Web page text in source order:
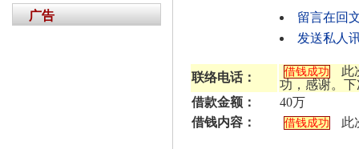
留言在回
发送私人
联络电话： 借钱成功
此
功，感谢。
借款金额：
40万
借钱内容：
借钱成功 此
广告